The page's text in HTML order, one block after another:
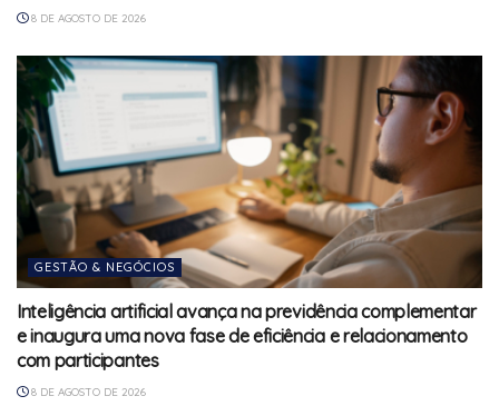
8 DE AGOSTO DE 2026
GESTÃO & NEGÓCIOS
Inteligência artificial avança na previdência complementar
e inaugura uma nova fase de eficiência e relacionamento
com participantes
8 DE AGOSTO DE 2026